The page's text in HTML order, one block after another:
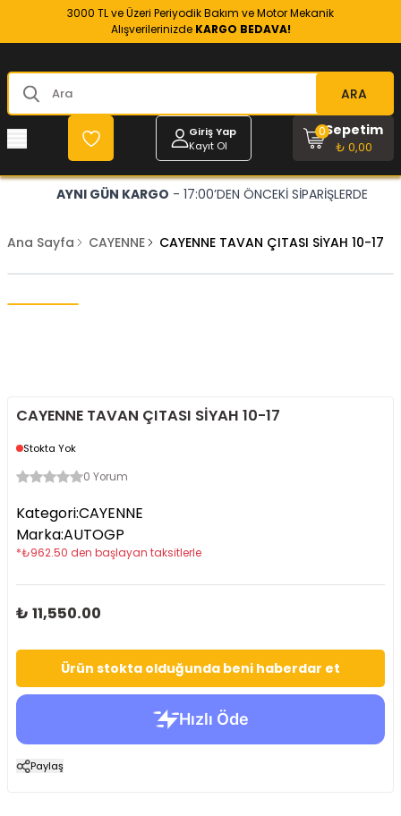
3000 TL ve Üzeri Periyodik Bakım ve Motor Mekanik
Alışverilerinizde KARGO BEDAVA!
ARA
Giriş Yap
Kayıt Ol
Sepetim
₺ 0,00
0
AYNI GÜN KARGO - 17:00’DEN ÖNCEKİ SİPARİŞLERDE
Ana Sayfa CAYENNE CAYENNE TAVAN ÇITASI SİYAH 10-17
CAYENNE TAVAN ÇITASI SİYAH 10-17
Stokta Yok
0 Yorum
Kategori:CAYENNE
Marka:AUTOGP
*₺962.50 den başlayan taksitlerle
₺ 11,550.00
Ürün stokta olduğunda beni haberdar et
Paylaş